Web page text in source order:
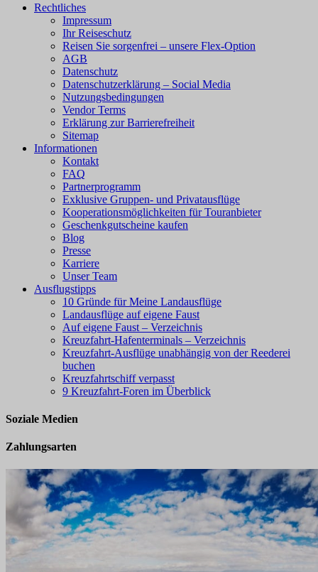
Rechtliches
Impressum
Ihr Reiseschutz
Reisen Sie sorgenfrei – unsere Flex-Option
AGB
Datenschutz
Datenschutzerklärung – Social Media
Nutzungsbedingungen
Vendor Terms
Erklärung zur Barrierefreiheit
Sitemap
Informationen
Kontakt
FAQ
Partnerprogramm
Exklusive Gruppen- und Privatausflüge
Kooperationsmöglichkeiten für Touranbieter
Geschenkgutscheine kaufen
Blog
Presse
Karriere
Unser Team
Ausflugstipps
10 Gründe für Meine Landausflüge
Landausflüge auf eigene Faust
Auf eigene Faust – Verzeichnis
Kreuzfahrt-Hafenterminals – Verzeichnis
Kreuzfahrt-Ausflüge unabhängig von der Reederei
buchen
Kreuzfahrtschiff verpasst
9 Kreuzfahrt-Foren im Überblick
Soziale Medien
Zahlungsarten